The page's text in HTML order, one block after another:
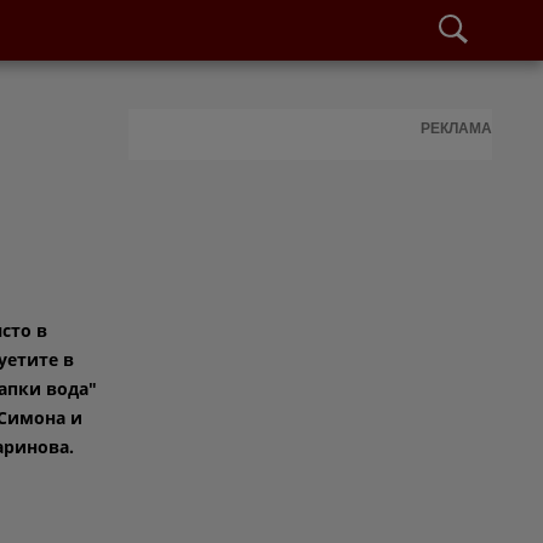
в
в
вода"
и
РЕКЛАМА